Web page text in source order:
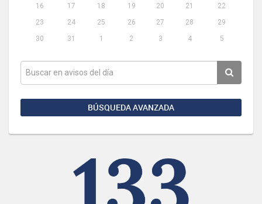
16
17 18 19 20 21
22
23
24 25 26 27 28
29
30
31 1 2 3 4 5
BÚSQUEDA AVANZADA